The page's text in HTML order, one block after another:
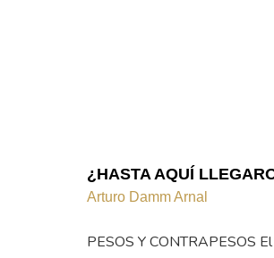
¿HASTA AQUÍ
Arturo Damm Arnal
PESOS Y CONTRAPESOS